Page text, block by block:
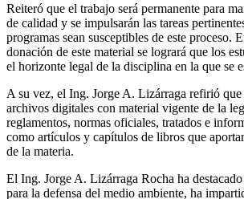
Reiteró que el trabajo será permanente para
de calidad y se impulsarán las tareas
programas sean susceptibles de este proceso.
donación de este material se logrará que los
el horizonte legal de la disciplina en la que se
A su vez, el Ing. Jorge A. Lizárraga refirió
archivos digitales con material vigente de la
reglamentos, normas oficiales, tratados e
como artículos y capítulos de libros que
de la materia.
El Ing. Jorge A. Lizárraga Rocha ha
para la defensa del medio ambiente, ha